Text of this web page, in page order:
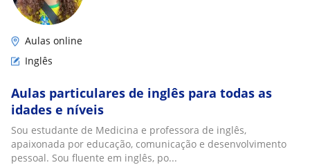
Aulas online
Inglês
Aulas particulares de inglês para todas as
idades e níveis
Sou estudante de Medicina e professora de inglês,
apaixonada por educação, comunicação e desenvolvimento
pessoal. Sou fluente em inglês, po...